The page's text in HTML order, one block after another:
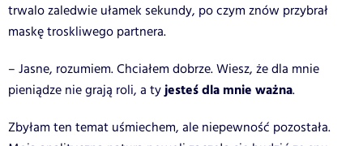
trwalo zaledwie ułamek sekundy, po czym znów przybrał
maskę troskliwego partnera.
– Jasne, rozumiem. Chciałem dobrze. Wiesz, że dla mnie
pieniądze nie grają roli, a tyjesteś dla mnie ważna.
Zbyłam ten temat uśmiechem, ale niepewność pozostała.